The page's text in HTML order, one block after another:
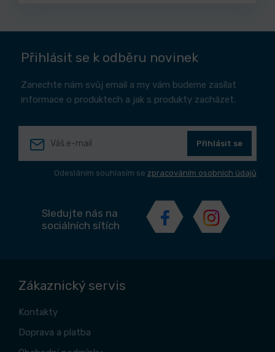
Přihlásit se k odběru novinek
Zanechte nám svůj email a my vám budeme zasílat
informace o produktech a jak s produkty zacházet.
Přihlásit se
Odesláním souhlasím se zpracováním osobních údajů
Sledujte nás na
sociálních sítích
Zákaznický servis
Kontakty
Doprava a platba